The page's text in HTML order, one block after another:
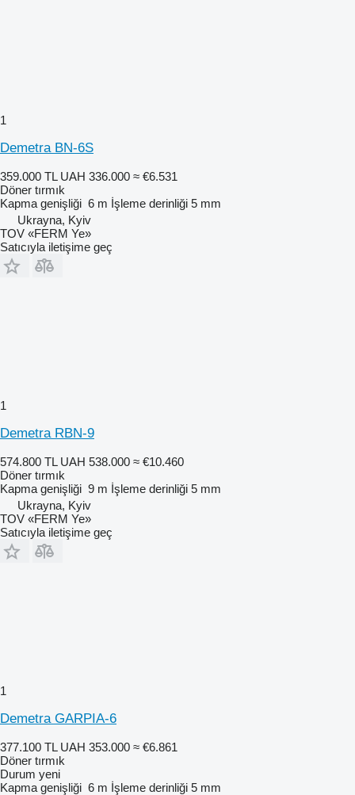
1
Demetra BN-6S
359.000 TL UAH 336.000 ≈ €6.531
Döner tırmık
Kapma genişliği 6 m İşleme derinliği 5 mm
Ukrayna, Kyiv
TOV «FERM Ye»
Satıcıyla iletişime geç
1
Demetra RBN-9
574.800 TL UAH 538.000 ≈ €10.460
Döner tırmık
Kapma genişliği 9 m İşleme derinliği 5 mm
Ukrayna, Kyiv
TOV «FERM Ye»
Satıcıyla iletişime geç
1
Demetra GARPIA-6
377.100 TL UAH 353.000 ≈ €6.861
Döner tırmık
Durum yeni
Kapma genişliği 6 m İşleme derinliği 5 mm